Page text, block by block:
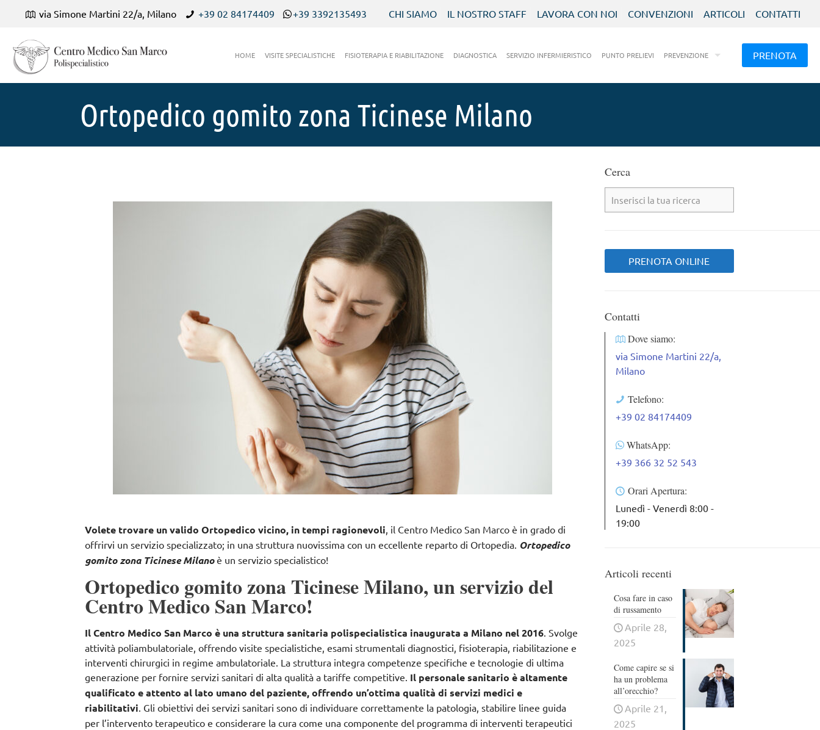
via Simone Martini 22/a, Milano +39 02 84174409 +39 3392135493 CHI SIAMO IL NOSTRO STAFF LAVORA CON NOI CONVENZIONI ARTICOLI CONTATTI
HOME VISITE SPECIALISTICHE FISIOTERAPIA E RIABILITAZIONE DIAGNOSTICA SERVIZIO INFERMIERISTICO PUNTO PRELIEVI PREVENZIONE PRENOTA
Ortopedico gomito zona Ticinese Milano
Volete trovare un valido Ortopedico vicino, in tempi ragionevoli il Centro Medico San Marco è in grado di
offrirvi un servizio specializzato; in una struttura nuovissima con un eccellente reparto di Ortopedia. Ortopedico
gomito zona Ticinese Milanoè un servizio specialistico!
Ortopedico gomito zona Ticinese Milano, un servizio del
Centro Medico San Marco!
Il Centro Medico San Marco è una struttura sanitaria polispecialistica inaugurata a Milano nel 2016 . Svolge
attività poliambulatoriale, offrendovisite specialistiche, esami strumentali diagnostici, fisioterapia, riabilitazione e
interventi chirurgici in regime ambulatoriale . La struttura integra competenze specifiche e tecnologie di ultima
generazione per fornire servizi sanitari di alta qualità a tariffe competitive. Il personale sanitario è altamente
qualificato e attento al lato umano del paziente, offrendo un’ottima qualità di servizi medici e
riabilitativi . Gli obiettivi dei servizi sanitari sono di individuare correttamente la patologia, stabilire linee guida
per l’intervento terapeutico e considerare la cura come una componente del programma di interventi terapeutici
Cerca
PRENOTA ONLINE
Contatti
Dove siamo:
via Simone Martini 22/a,
Milano
Telefono:
+39 02 84174409
WhatsApp:
+39 366 32 52 543
Orari Apertura:
Lunedì - Venerdì 8:00 -
19:00
Articoli recenti
Cosa fare in caso
di russamento
Aprile 28,
2025
Come capire se si
ha un problema
all’orecchio?
Aprile 21,
2025